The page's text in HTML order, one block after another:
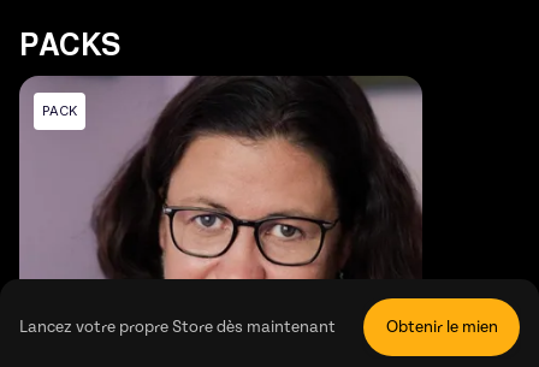
PACKS
PACK
Lancez votre propre Store dès maintenant Obtenir le mien